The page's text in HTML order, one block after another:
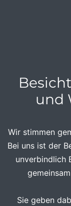
und
Wir stimmen
Bei uns ist der
unverbindlich
Sie geben